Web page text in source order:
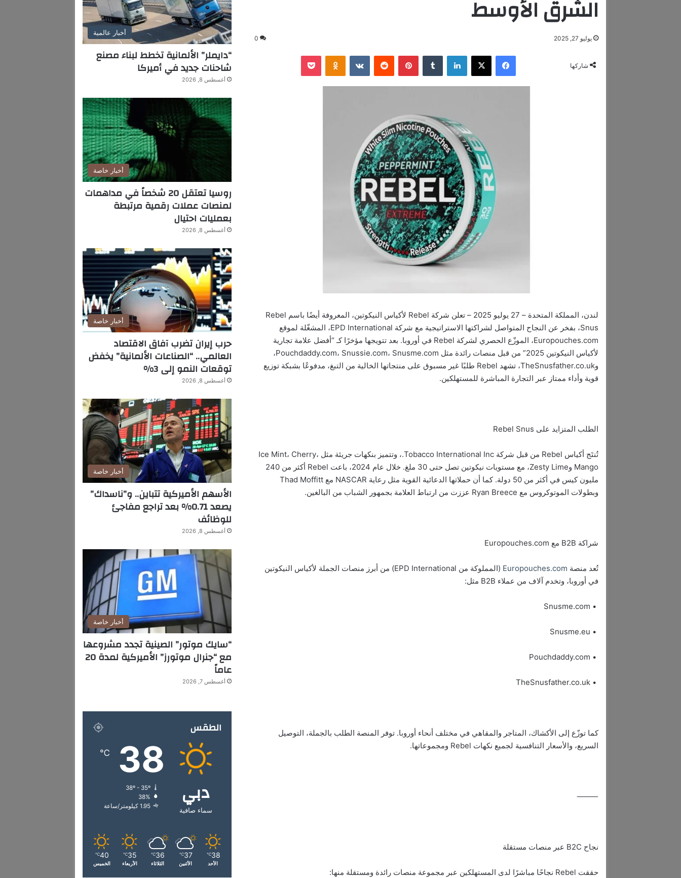
الشرق الأوسط
يوليو 27, 2025 0
شاركها
فيسبوك ‫X لينكدإن ‏Tumblr بينتيريست ‏Reddit
‏VKontakte
Odnoklassniki
‫Pocket
لندن، المملكة المتحدة – 27 يوليو 2025 – تعلن شركة Rebel لأكياس النيكوتين، المعروفة أيضًا باسم Rebel
Snus، بفخر عن النجاح المتواصل لشراكتها الاستراتيجية مع شركة EPD International، المشغّلة لموقع
Europouches.com، الموزّع الحصري لشركة Rebel في أوروبا. بعد تتويجها مؤخرًا كـ “أفضل علامة تجارية
لأكياس النيكوتين 2025” من قبل منصات رائدة مثل Pouchdaddy.com، Snussie.com، Snusme.com،
وTheSnusfather.co.uk، تشهد Rebel طلبًا غير مسبوق على منتجاتها الخالية من التبغ، مدفوعًا بشبكة توزيع
قوية وأداء ممتاز عبر التجارة المباشرة للمستهلكين.
الطلب المتزايد على Rebel Snus
تُنتَج أكياس Rebel من قبل شركة Tobacco International Inc.، وتتميز بنكهات جريئة مثل Ice Mint، Cherry،
Mango وZesty Lime، مع مستويات نيكوتين تصل حتى 30 ملغ. خلال عام 2024، باعت Rebel أكثر من 240
مليون كيس في أكثر من 50 دولة. كما أن حملاتها الدعائية القوية مثل رعاية NASCAR مع Thad Moffitt
وبطولات الموتوكروس مع Ryan Breece عززت من ارتباط العلامة بجمهور الشباب من البالغين.
شراكة B2B مع Europouches.com
تُعد منصة Europouches.com
(المملوكة من EPD International) من أبرز منصات الجملة لأكياس النيكوتين
في أوروبا، وتخدم آلاف من عملاء B2B مثل:
• Snusme.com
• Snusme.eu
• Pouchdaddy.com
• TheSnusfather.co.uk
كما توزّع إلى الأكشاك، المتاجر والمقاهي في مختلف أنحاء أوروبا. توفر المنصة الطلب بالجملة، التوصيل
السريع، والأسعار التنافسية لجميع نكهات Rebel ومجموعاتها.
⸻
نجاح B2C عبر منصات مستقلة
حققت Rebel نجاحًا مباشرًا لدى المستهلكين عبر مجموعة منصات رائدة ومستقلة منها:
أخبار عالمية
“دايملر” الألمانية تخطط لبناء مصنع
شاحنات جديد في أميركا
أغسطس 8, 2026
أخبار خاصة
روسيا تعتقل 20 شخصاً في مداهمات
لمنصات عملات رقمية مرتبطة
بعمليات احتيال
أغسطس 8, 2026
أخبار خاصة
حرب إيران تضرب آفاق الاقتصاد
العالمي.. “الصناعات الألمانية” يخفض
توقعات النمو إلى 3%
أغسطس 8, 2026
أخبار خاصة
الأسهم الأميركية تتباين.. و”ناسداك”
يصعد 0.71% بعد تراجع مفاجئ
للوظائف
أغسطس 8, 2026
أخبار خاصة
“سايك موتور” الصينية تجدد مشروعها
مع “جنرال موتورز” الأميركية لمدة 20
عاماً
أغسطس 7, 2026
الطقس
دبي
سماء صافية
38
℃
38º - 35º
38%
1.95 كيلومتر/ساعة
38
℃
الأحد
37
℃
الأثنين
36
℃
الثلاثاء
35
℃
الأربعاء
40
℃
الخميس